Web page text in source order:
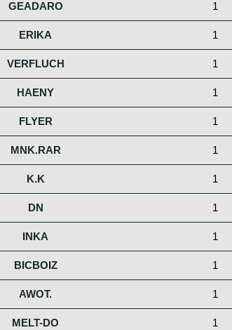
GEADARO 1
ERIKA 1
VERFLUCH 1
HAENY 1
FLYER 1
MNK.RAR 1
K.K 1
DN 1
INKA 1
BICBOIZ 1
AWOT. 1
MELT-DO 1